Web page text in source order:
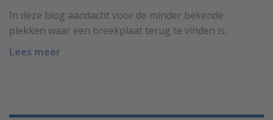
In deze blog aandacht voor de minder bekende
plekken waar een breekplaat terug te vinden is.
Lees meer